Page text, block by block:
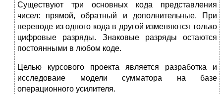
Существуют три основных кода представления
чисел: прямой, обратный и дополнительные. При
переводе из одного кода в другой изменяются только
цифровые разряды. Знаковые разряды остаются
постоянными в любом коде.
Целью курсового проекта является разработка и
исследоваие модели сумматора на базе
операционного усилителя.